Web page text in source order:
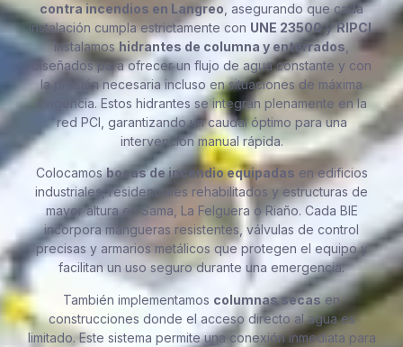
contra incendios en Langreo , asegurando que cada
instalación cumpla estrictamente con UNE 23500yRIPCI.
Instalamoshidrantes de columna y enterrados,
diseñados para ofrecer un flujo de agua constante y con
la presión necesaria incluso en situaciones de máxima
exigencia. Estos hidrantes se integran plenamente en la
red PCI, garantizando un caudal óptimo para una
intervención manual rápida.
Colocamosbocas de incendio equipadas en edificios
industriales, residenciales rehabilitados y estructuras de
mayor altura en Sama, La Felguera o Riaño. Cada BIE
incorpora mangueras resistentes, válvulas de control
precisas y armarios metálicos que protegen el equipo y
facilitan un uso seguro durante una emergencia.
También implementamos columnas secasen
construcciones donde el acceso directo al agua es
limitado. Este sistema permite una conexión inmediata para